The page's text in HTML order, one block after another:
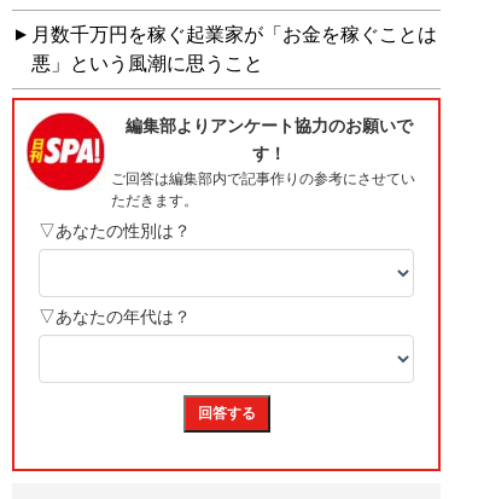
月数千万円を稼ぐ起業家が「お金を稼ぐことは
悪」という風潮に思うこと